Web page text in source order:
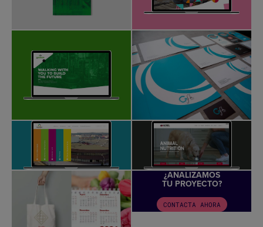
¿ANALIZAMOS
TU PROYECTO?
CONTACTA AHORA